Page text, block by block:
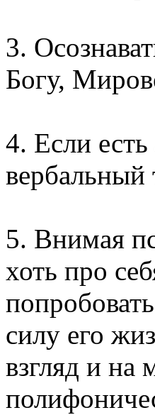
3.
Богу,
4. Если
вербальный
5. Внимая
хоть про
силу его
взгляд и на